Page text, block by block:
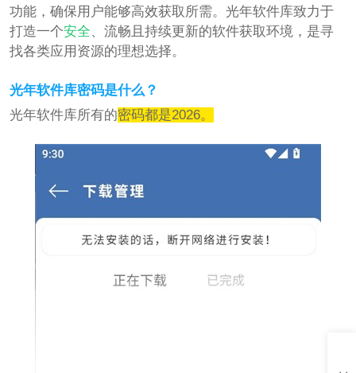
功能，确保用户能够高效获取所需。光年软件库致力于
打造一个安全、流畅且持续更新的软件获取环境，是寻
找各类应用资源的理想选择。
光年软件库密码是什么？
光年软件库所有的密码都是2026。